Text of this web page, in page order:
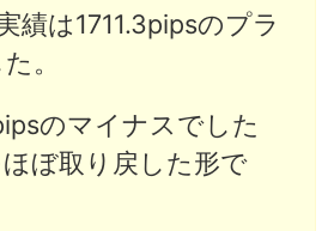
績は1711.3pipsのプラ
。
のマイナスでした
ぼ取り戻した形で